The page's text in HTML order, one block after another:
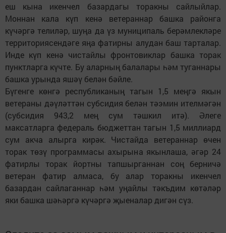
еш кына икенчел базардагы торакны сайлыйлар.
Моннан кала күп кенә ветераннар башка районга
күчәргә телиләр, шуңа да үз муниципаль берәмлекләре
территориясендәге яңа фатирны алудан баш тарталар.
Инде күп кенә чистайлы фронтовиклар башка торак
пунктларга күчте. Бу аларның балалары һәм туганнары
башка урында яшәү белән бәйле.
Бүгенге көнгә респуб­ликаның тагын 1,5 меңгә якын
ветераны дәүләттән субсидия белән тәэмин ителмәгән
(субсидия 943,2 мең сум тәшкил итә). Әлеге
максатларга федераль бюджеттан тагын 1,5 миллиард
сум акча алырга кирәк. Чис­тайда ветераннар өчен
торак төзү программасы ахырына якынлаша, әгәр 24
фатирлы торак йорт­ны тапшырганнан соң берничә
ветеран фатир алмаса, бу алар торакны икенчел
базардан сайлаганнар һәм уңайлы тәкъдим көтәләр
яки башка шәһәргә күчәргә җыеналар дигән сүз.